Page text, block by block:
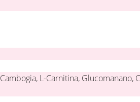
L-Carnitina, Glucomanano,